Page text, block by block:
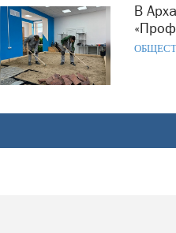
В Архангельской области стартует чемпионат